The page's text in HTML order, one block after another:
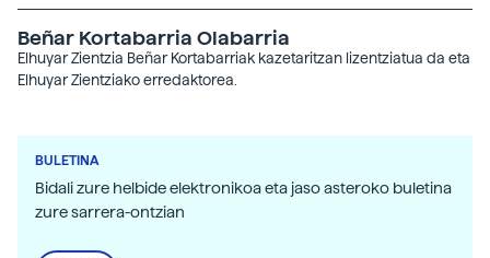
Beñar Kortabarria Olabarria
Elhuyar Zientzia Beñar Kortabarriak kazetaritzan lizentziatua da eta
Elhuyar Zientziako erredaktorea.
BULETINA
Bidali zure helbide elektronikoa eta jaso asteroko buletina
zure sarrera-ontzian